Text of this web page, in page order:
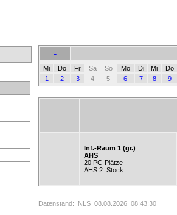
-
Mi Do Fr Sa So Mo Di Mi
Do
1
2 3 4 5 6 7 8 9
Inf.-Raum 1 (gr.)
AHS
20 PC-Plätze
AHS 2. Stock
Datenstand: NLS 08.08.2026 08:43:30